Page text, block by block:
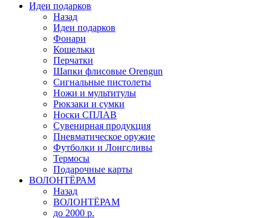
Идеи подарков
Назад
Идеи подарков
Фонари
Кошельки
Перчатки
Шапки флисовые Orengun
Сигнальные пистолеты
Ножи и мультитулы
Рюкзаки и сумки
Носки СПЛАВ
Сувенирная продукция
Пневматическое оружие
Футболки и Лонгсливы
Термосы
Подарочные карты
ВОЛОНТЁРАМ
Назад
ВОЛОНТЁРАМ
до 2000 р.